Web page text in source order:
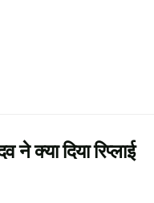
क्या दिया रिप्लाई